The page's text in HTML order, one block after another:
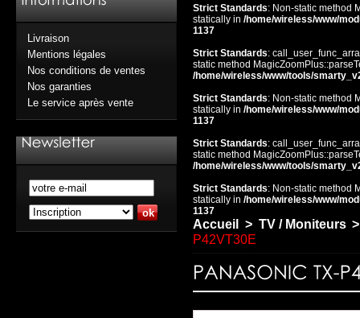
Livraison
Mentions légales
Nos conditions de ventes
Nos garanties
Le service après vente
Strict Standards: Non-static method
statically in /home/wireless/www/
1137
Strict Standards:
static method
/home/wireless/www/tools/
Strict Standards: Non-static method
statically in /home/wireless/www/
1137
Strict Standards:
static method
/home/wireless/www/tools/
Strict Standards: Non-static method
statically in /home/wireless/www/
1137
Accueil > TV / Moniteurs >
P42VT30E